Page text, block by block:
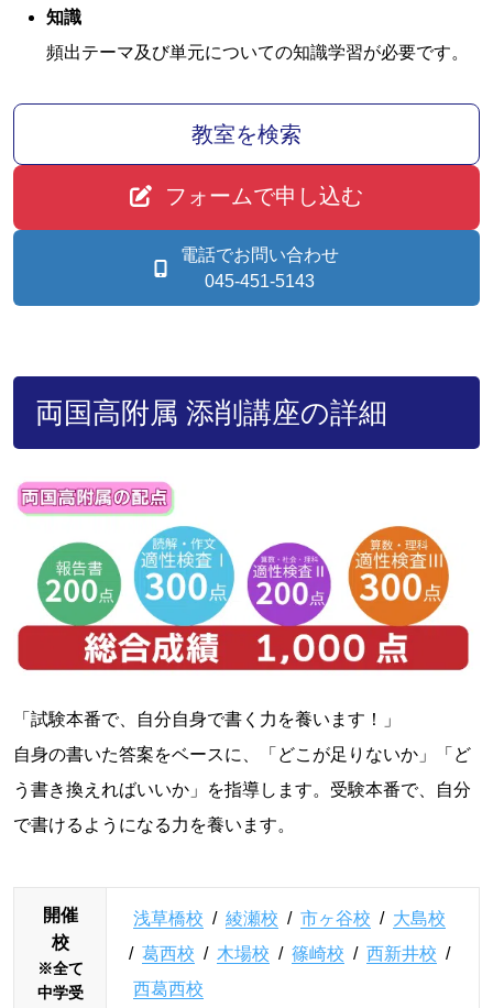
知識
頻出テーマ及び単元についての知識学習が必要です。
教室を検索
フォームで申し込む
電話でお問い合わせ
045-451-5143
両国高附属 添削講座の詳細
「試験本番で、自分自身で書く力を養います！」
自身の書いた答案をベースに、「どこが足りないか」「ど
う書き換えればいいか」を指導します。受験本番で、自分
で書けるようになる力を養います。
開催
校
※全て
中学受
浅草橋校 / 綾瀬校 / 市ヶ谷校 / 大島校
/ 葛西校 / 木場校 / 篠崎校 / 西新井校 /
西葛西校